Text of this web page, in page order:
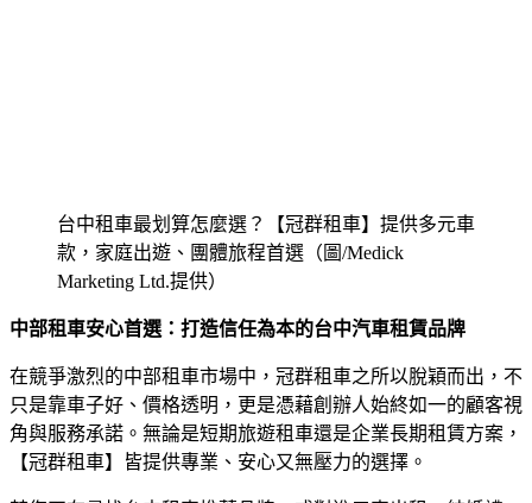
台中租車最划算怎麼選？【冠群租車】提供多元車
款，家庭出遊、團體旅程首選（圖/Medick
Marketing Ltd.提供）
中部租車安心首選：打造信任為本的台中汽車租賃品牌
在競爭激烈的中部租車市場中，冠群租車之所以脫穎而出，不
只是靠車子好、價格透明，更是憑藉創辦人始終如一的顧客視
角與服務承諾。無論是短期旅遊租車還是企業長期租賃方案，
【冠群租車】皆提供專業、安心又無壓力的選擇。